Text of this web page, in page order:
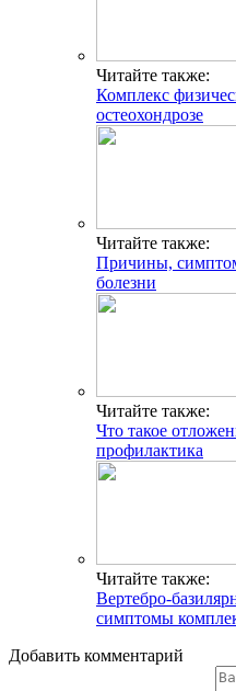
Читайте также:
Комплекс
остеохондрозе
Читайте также:
Причины,
болезни
Читайте также:
Что такое
профилактика
Читайте также:
Вертебро-
симптомы
Добавить комментарий